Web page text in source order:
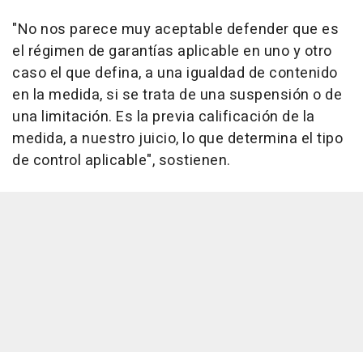
"No nos parece muy aceptable defender que es
el régimen de garantías aplicable en uno y otro
caso el que defina, a una igualdad de contenido
en la medida, si se trata de una suspensión o de
una limitación. Es la previa calificación de la
medida, a nuestro juicio, lo que determina el tipo
de control aplicable", sostienen.